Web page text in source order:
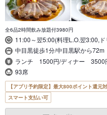
全6品2時間飲み放題付3980円
11:00～翌5:00(料理L.O.翌3:00,
中目黒徒歩1分/中目黒駅から72m
ランチ 1500円/ディナー 3500
93席
【アプリ予約限定】最大800ポイント還元
スマート支払い可